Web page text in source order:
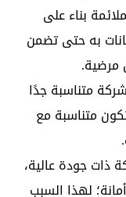
بناء على
به حتى تضمن
مرضية.
متناسبة جدًا
متناسبة مع
ذات جودة عالية،
لهذا السبب